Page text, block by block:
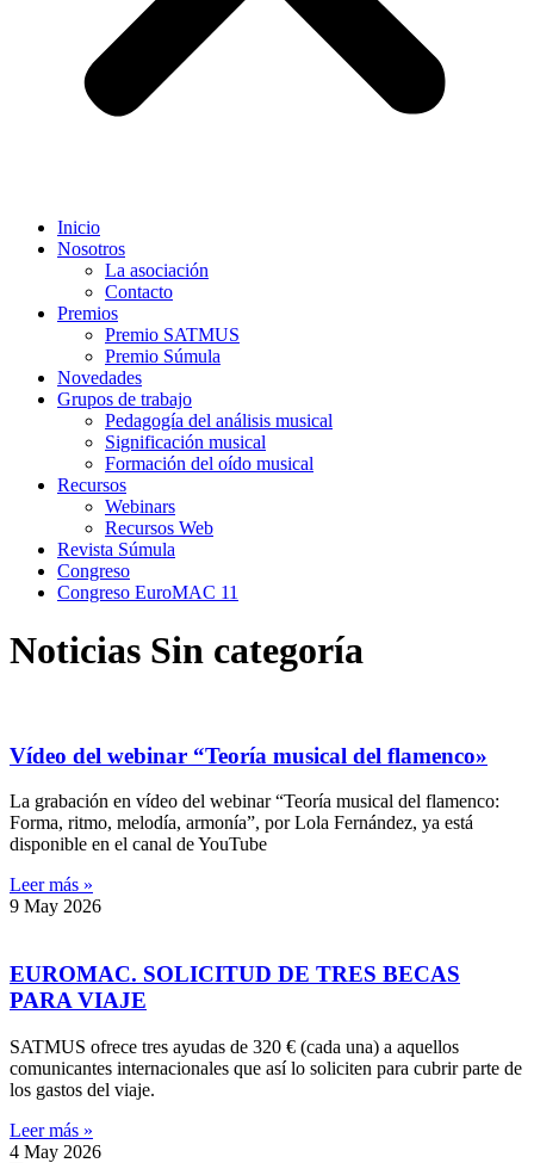
Inicio
Nosotros
La asociación
Contacto
Premios
Premio SATMUS
Premio Súmula
Novedades
Grupos de trabajo
Pedagogía del análisis musical
Significación musical
Formación del oído musical
Recursos
Webinars
Recursos Web
Revista Súmula
Congreso
Congreso EuroMAC 11
Noticias Sin categoría
Vídeo del webinar “Teoría musical del flamenco»
La grabación en vídeo del webinar “Teoría musical del flamenco:
Forma, ritmo, melodía, armonía”, por Lola Fernández, ya está
disponible en el canal de YouTube
Leer más »
9 May 2026
EUROMAC. SOLICITUD DE TRES BECAS
PARA VIAJE
SATMUS ofrece tres ayudas de 320 € (cada una) a aquellos
comunicantes internacionales que así lo soliciten para cubrir parte de
los gastos del viaje.
Leer más »
4 May 2026